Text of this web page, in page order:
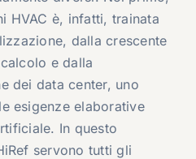
HVAC è, infatti, trainata
dalla crescente
e dalla
dei data center, uno
esigenze elaborative
In questo
servono tutti gli